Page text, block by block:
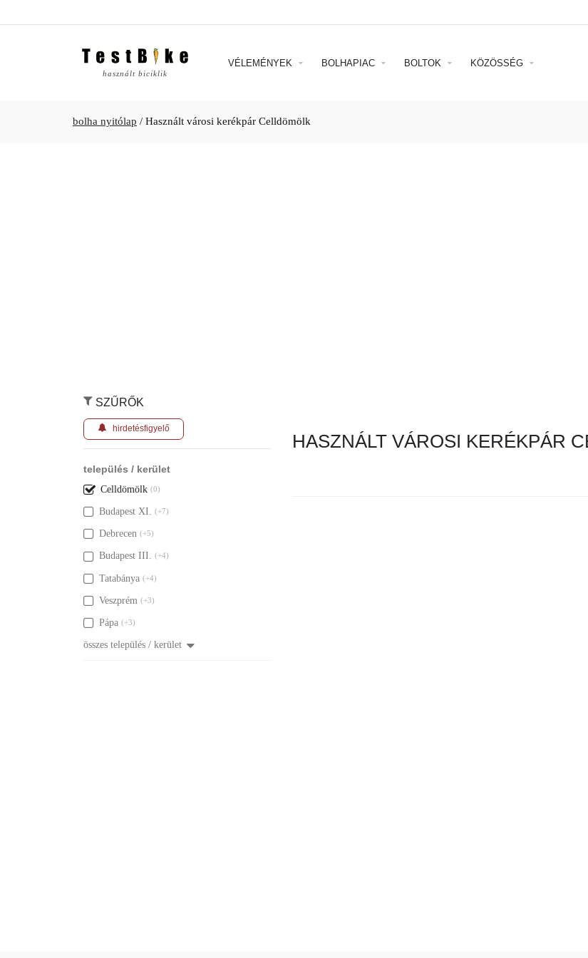
használt biciklik
VÉLEMÉNYEK BOLHAPIAC BOLTOK KÖZÖSSÉG
bolha nyitólap / Használt városi kerékpár Celldömölk
SZŰRŐK
hirdetésfigyelő
település / kerület
Celldömölk (0)
Budapest XI. (+7)
Debrecen (+5)
Budapest III. (+4)
Tatabánya (+4)
Veszprém (+3)
Pápa (+3)
összes település / kerület
HASZNÁLT VÁROSI KERÉKPÁR